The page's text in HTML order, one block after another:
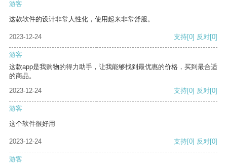
游客
这款软件的设计非常人性化，使用起来非常舒服。
2023-12-24 支持[0] 反对[0]
游客
这款app是我购物的得力助手，让我能够找到最优惠的价格，买到最合适
的商品。
2023-12-24
支持[0] 反对[0]
游客
这个软件很好用
2023-12-24 支持[0] 反对[0]
游客